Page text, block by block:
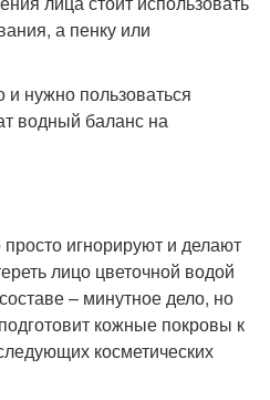
а пенку или
нужно пользоваться
водный баланс на
игнорируют и делают
лицо цветочной водой
– минутное дело, но
кожные покровы к
косметических